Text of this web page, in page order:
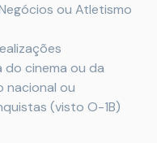
ou Atletismo
cinema ou da
nacional ou
(visto O-1B)